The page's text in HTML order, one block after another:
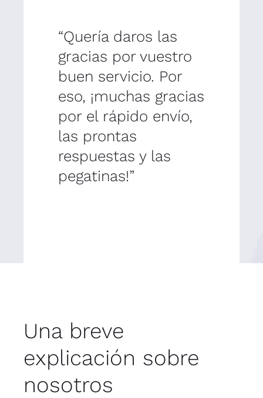
“Quería daros las
gracias por vuestro
buen servicio. Por
eso, ¡muchas gracias
por el rápido envío,
las prontas
respuestas y las
pegatinas!”
Una breve
explicación sobre
nosotros